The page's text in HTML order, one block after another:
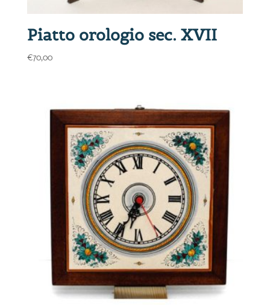
Piatto orologio sec. XVII
€70,00